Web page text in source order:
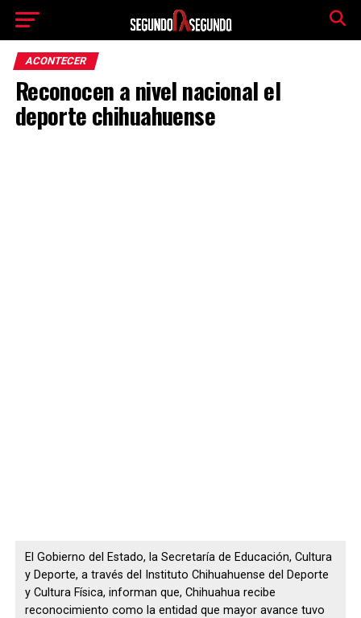
ACONTECER
Reconocen a nivel nacional el
deporte chihuahuense
El Gobierno del Estado, la Secretaría de Educación, Cultura
y Deporte, a través del Instituto Chihuahuense del Deporte
y Cultura Física, informan que, Chihuahua recibe
reconocimiento como la entidad que mayor avance tuvo